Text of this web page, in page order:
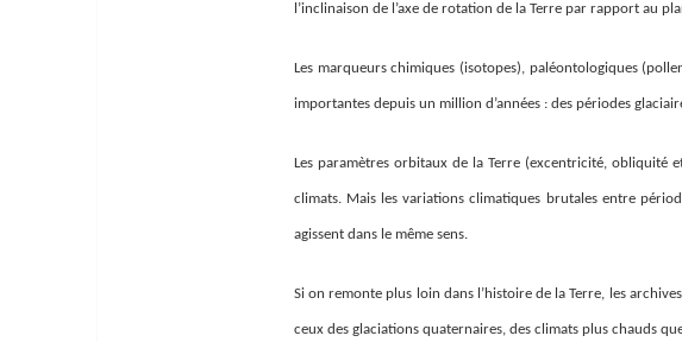
l’inclinaison de l’axe de rotation de la Terre par rapport au
Les marqueurs chimiques (isotopes), paléontologiques
importantes depuis un million d’années : des périodes
Les paramètres orbitaux de la Terre (excentricité, obliquité
climats. Mais les variations climatiques brutales entre
agissent dans le même sens.
Si on remonte plus loin dans l’histoire de la Terre, les
ceux des glaciations quaternaires, des climats plus chauds